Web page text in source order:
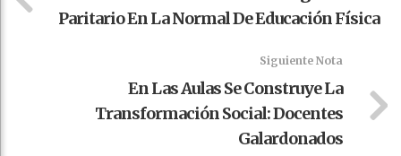
Paritario En La Normal De Educación Física
Siguiente Nota
En Las Aulas Se Construye La
Transformación Social: Docentes
Galardonados